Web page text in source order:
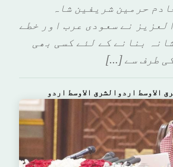
حرمین شریفین شاہ
نے سعودی عرب اور خطے
بنانے کے لئے کسی بھی
طرف سے […]
الاوسط اردوالشرق الاوسط اردو